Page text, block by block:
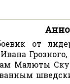
от
Малюты